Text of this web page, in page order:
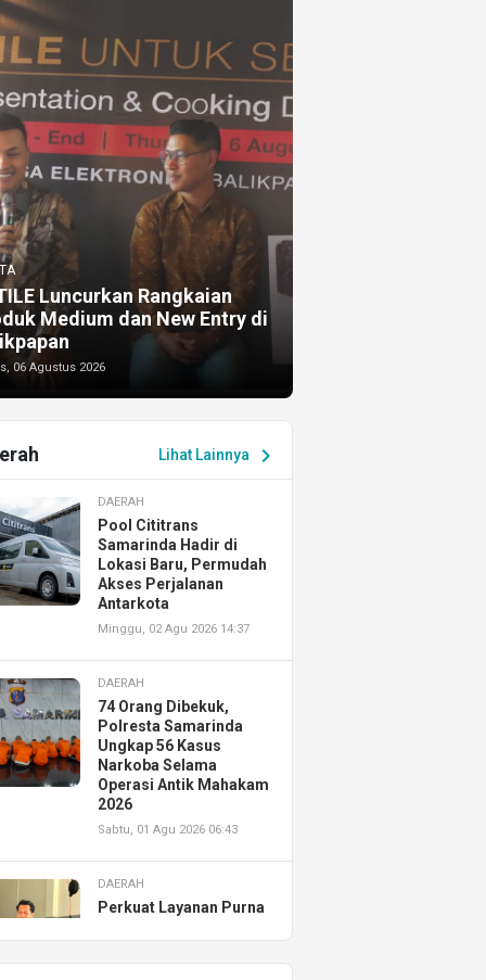
Luncurkan Rangkaian
Medium dan New Entry di
06 Agustus 2026
Lihat Lainnya chevron_right
DAERAH
Pool Cititrans
Samarinda Hadir di
Lokasi Baru, Permudah
Akses Perjalanan
Antarkota
Minggu, 02 Agu 2026 14:37
DAERAH
74 Orang Dibekuk,
Polresta Samarinda
Ungkap 56 Kasus
Narkoba Selama
Operasi Antik Mahakam
2026
Sabtu, 01 Agu 2026 06:43
DAERAH
Perkuat Layanan Purna
Resmikan AHASS